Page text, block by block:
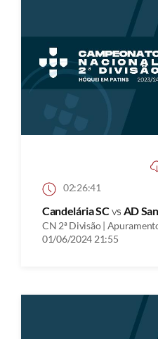
02:26:41
Candelária SCvs AD
CN 2ª Divisão |
01/06/2024 21:55